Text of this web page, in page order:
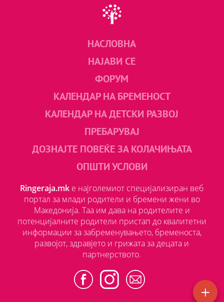
НАСЛОВНА
НАЈАВИ СЕ
ФОРУМ
КАЛЕНДАР НА БРЕМЕНОСТ
КАЛЕНДАР НА ДЕТСКИ РАЗВОЈ
ПРЕБАРУВАЈ
ДОЗНАЈТЕ ПОВЕЌЕ ЗА КОЛАЧИЊАТА
ОПШТИ УСЛОВИ
Ringeraja.mk е најголемиот специјализиран веб
портал за млади родители и бремени жени во
Македонија. Таа им дава на родителите и
потенцијалните родители пристап до квалитетни
информации за забременувањето, бременоста,
развојот, здравјето и грижата за децата и
партнерството.